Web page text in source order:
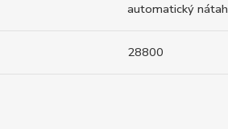
automatický nátah
28800